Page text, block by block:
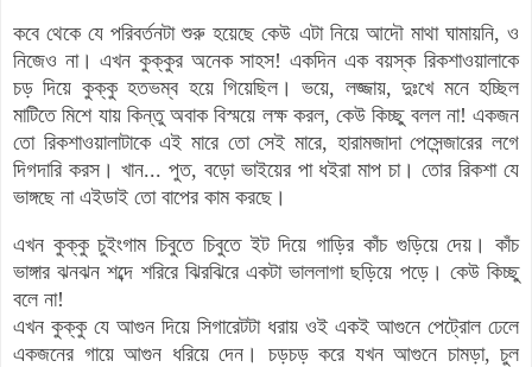
কবে থেকে যে পরিবর্তনটা শুরু হয়েছে কেউ এটা নিয়ে আদৌ মাথা ঘামায়নি, ও
নিজেও না।এখন কুক্কুর অনেক সাহস!একদিন এক বয়স্ক রিকশাওয়ালাকে
চড় দিয়ে কুক্কু হতভম্ব হয়ে গিয়েছিল ।ভয়ে, লজ্জায়,দুঃখে মনে হচ্ছিল
মাটিতে মিশে যায় কিন্তু অবাক বিস্ময়ে লক্ষ করল, কেউ কিচ্ছু বলল না! একজন
তো রিকশাওয়ালাটাকে এই মারে তো সেই মারে, হারামজাদা পেসেন্জারের লগে
দিগদারি করস। খান... পুত, বড়ো ভাইয়ের পা ধইরা মাপ চা। তোর রিকশা যে
ভাঙ্গছে না এইডাই তো বাপের কাম করছে।
এখন কুক্কু চুইংগাম চিবুতে চিবুতে ইট দিয়ে গাড়ির কাঁচ গুড়িয়ে দেয় ।
কাঁচ
ভাঙ্গার ঝনঝন শব্দে শরিরে ঝিরঝিরে একটা ভাললাগা ছড়িয়ে পড়ে। কেউ কিচ্ছু
বলে না!
এখন কুক্কু যে আগুন দিয়ে সিগারেটটা ধরায় ওই একই আগুনে পেট্রোল ঢেলে
একজনের গায়ে আগুন ধরিয়ে দেন । চড়চড় করে যখন আগুনে চামড়া, চুল